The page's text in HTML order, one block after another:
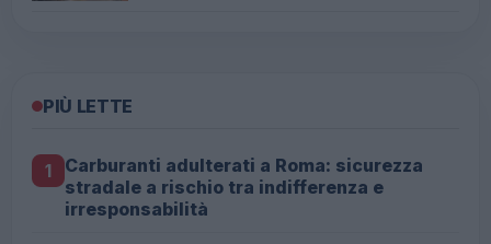
PIÙ LETTE
1
Carburanti adulterati a Roma: sicurezza
stradale a rischio tra indifferenza e
irresponsabilità